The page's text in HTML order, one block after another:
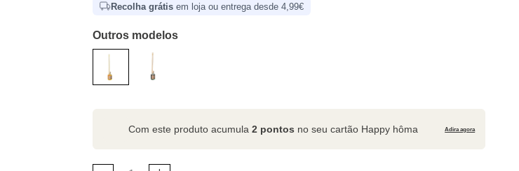
Recolha grátis em loja ou entrega desde 4,99€
Outros modelos
Com este produto acumula2 pontos no seu cartão Happy hôma Adira agora